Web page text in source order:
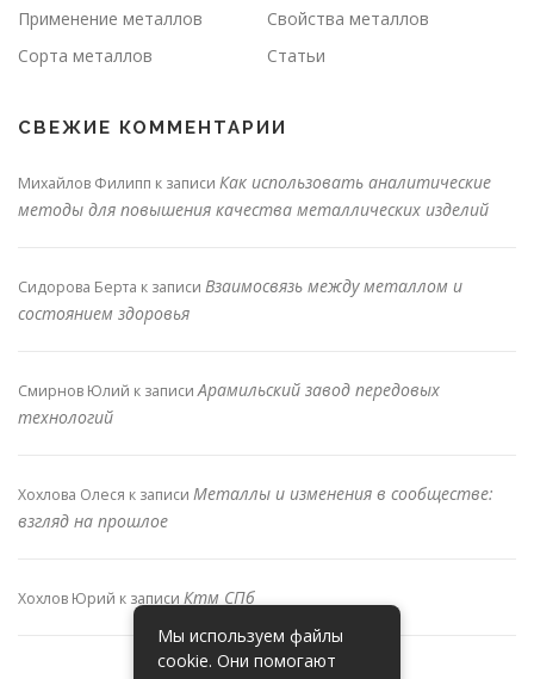
Применение металлов
Свойства металлов
Сорта металлов
Статьи
СВЕЖИЕ КОММЕНТАРИИ
Михайлов Филипп к записи Как использовать аналитические
методы для повышения качества металлических изделий
Сидорова Берта к записи Взаимосвязь между металлом и
состоянием здоровья
Смирнов Юлий к записиАрамильский завод передовых
технологий
Хохлова Олеся к записи Металлы и изменения в сообществе:
взгляд на прошлое
Хохлов Юрий к записи Ктм СПб
Мы используем файлы
cookie. Они помогают